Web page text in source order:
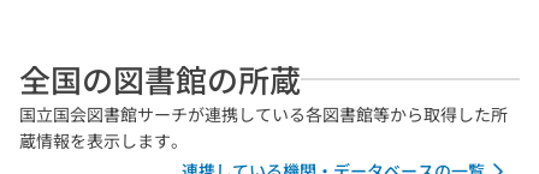
全国の図書館の所蔵
国立国会図書館サーチが連携している各図書館等から取得した所
蔵情報を表示します。